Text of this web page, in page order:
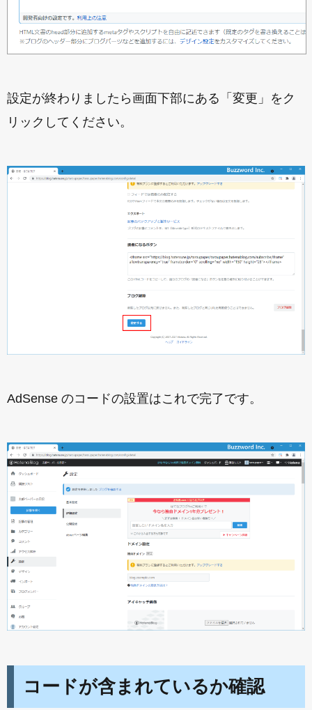
設定が終わりましたら画面下部にある「変更」をク
リックしてください。
AdSense のコードの設置はこれで完了です。
コードが含まれているか確認